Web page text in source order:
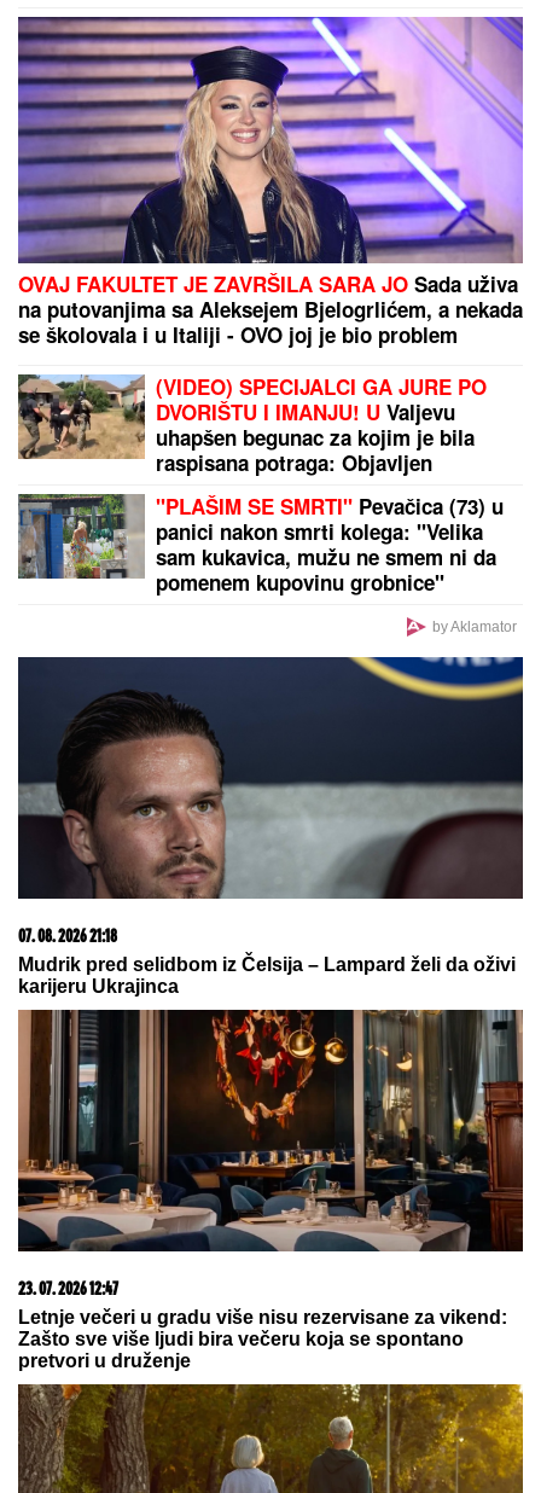
NAŠ GLUMAC (65) OŽENIO 32
GODINE MLAĐU KOLEGINICU
Upoznala ga dok je bila na fakultetu,
a sada pokazala čime se bavi pored
glume
Nekad je koštala siću, a danas za nju traže i 200
evra! Mnogi ovu staru jugoslovensku činiju još
čuvaju u vitrini, a nisu ni svesni koliko može da
vredi
Snimak sa Jadrana zaprepastio
region: Usred vožnje uradila nešto
zbog čega ljudi pitaju samo jedno –
Pevačica (47) se zaljubila u
KONOBARA NA PRIMORJU, danas
su primer kako BRAK treba da
izgleda: "Ako vam muž brani da
napredujete, NIJE ZA VAS"
OVAJ FAKULTET JE ZAVRŠILA SARA JOSada uživa
na putovanjima sa Aleksejem Bjelogrlićem, a nekada
se školovala i u Italiji - OVO joj je bio problem
(VIDEO) SPECIJALCI GA JURE PO
DVORIŠTU I IMANJU! UValjevu
uhapšen begunac za kojim je bila
"PLAŠIM SE SMRTI"Pevačica (73) u
panici nakon smrti kolega: "Velika
sam kukavica, mužu ne smem ni da
pomenem kupovinu grobnice"
by Aklamator